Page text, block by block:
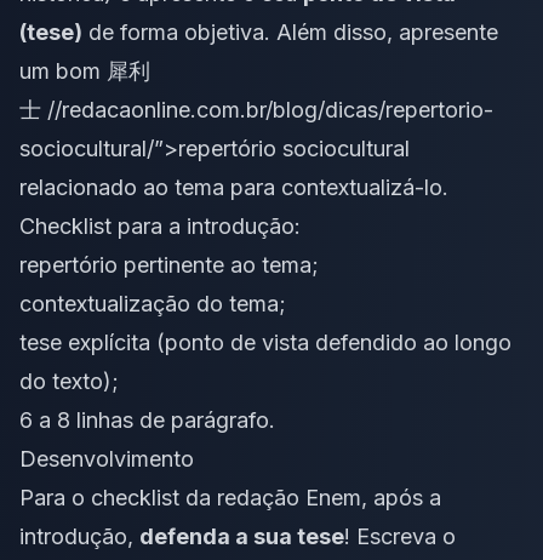
(tese) de forma objetiva. Além disso, apresente
um bom 犀利
士 //redacaonline.com.br/blog/dicas/repertorio-
sociocultural/”>repertório sociocultural
relacionado ao tema para contextualizá-lo.
Checklist para a introdução:
repertório pertinente ao tema;
contextualização do tema;
tese explícita (ponto de vista defendido ao longo
do texto);
6 a 8 linhas de parágrafo.
Desenvolvimento
Para o checklist da redação Enem, após a
introdução, defenda a sua tese! Escreva o